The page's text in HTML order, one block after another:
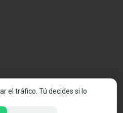
el tráfico. Tú decides si lo